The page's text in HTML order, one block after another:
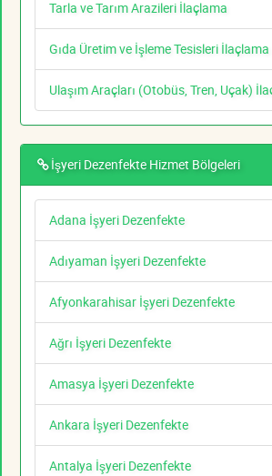
Tarla ve Tarım Arazileri İlaçlama
Gıda Üretim ve İşleme Tesisleri İlaçlama
Ulaşım Araçları (Otobüs, Tren, Uçak)
İşyeri Dezenfekte Hizmet Bölgeleri
Adana İşyeri Dezenfekte
Adıyaman İşyeri Dezenfekte
Afyonkarahisar İşyeri Dezenfekte
Ağrı İşyeri Dezenfekte
Amasya İşyeri Dezenfekte
Ankara İşyeri Dezenfekte
Antalya İşyeri Dezenfekte